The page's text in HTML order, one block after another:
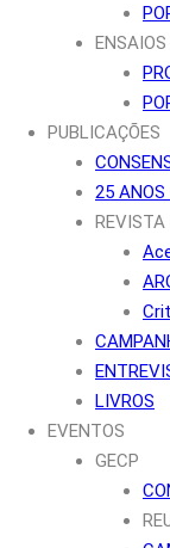
PUBLICAÇÕES
25 ANOS
REVISTA
LIVROS
EVENTOS
GECP